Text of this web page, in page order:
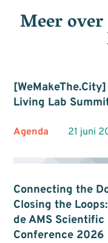
Meer over
Living Lab
Agenda 21 juni
Connecting the
Closing the
de AMS Scientific
Conference 2026